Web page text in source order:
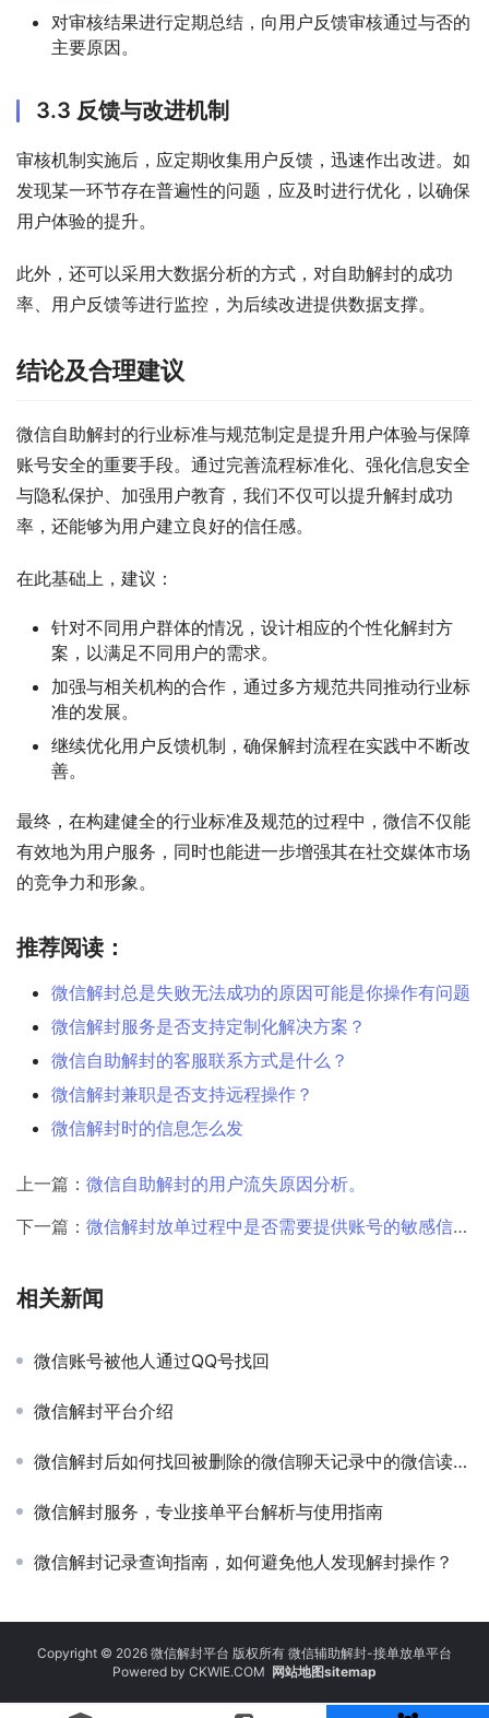
对审核结果进行定期总结，向用户反馈审核通过与否的
主要原因。
3.3 反馈与改进机制
审核机制实施后，应定期收集用户反馈，迅速作出改进。如
发现某一环节存在普遍性的问题，应及时进行优化，以确保
用户体验的提升。
此外，还可以采用大数据分析的方式，对自助解封的成功
率、用户反馈等进行监控，为后续改进提供数据支撑。
结论及合理建议
微信自助解封的行业标准与规范制定是提升用户体验与保障
账号安全的重要手段。通过完善流程标准化、强化信息安全
与隐私保护、加强用户教育，我们不仅可以提升解封成功
率，还能够为用户建立良好的信任感。
在此基础上，建议：
针对不同用户群体的情况，设计相应的个性化解封方
案，以满足不同用户的需求。
加强与相关机构的合作，通过多方规范共同推动行业标
准的发展。
继续优化用户反馈机制，确保解封流程在实践中不断改
善。
最终，在构建健全的行业标准及规范的过程中，微信不仅能
有效地为用户服务，同时也能进一步增强其在社交媒体市场
的竞争力和形象。
推荐阅读：
微信解封总是失败无法成功的原因可能是你操作有问题
微信解封服务是否支持定制化解决方案？
微信自助解封的客服联系方式是什么？
微信解封兼职是否支持远程操作？
微信解封时的信息怎么发
上一篇： 微信自助解封的用户流失原因分析。
下一篇： 微信解封放单过程中是否需要提供账号的敏感信息？
相关新闻
微信账号被他人通过QQ号找回
微信解封平台介绍
微信解封后如何找回被删除的微信聊天记录中的微信读书书架书籍
微信解封服务，专业接单平台解析与使用指南
微信解封记录查询指南，如何避免他人发现解封操作？
Copyright © 2026 微信解封平台 版权所有 微信辅助解封-接单放单平台
Powered by CKWIE.COM 网站地图sitemap